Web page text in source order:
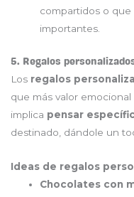
compartidos o
importantes.
5. Regalos
Los regalos
que más valor
implica pensar
destinado, dándole un
Ideas de regalos
Chocolates con